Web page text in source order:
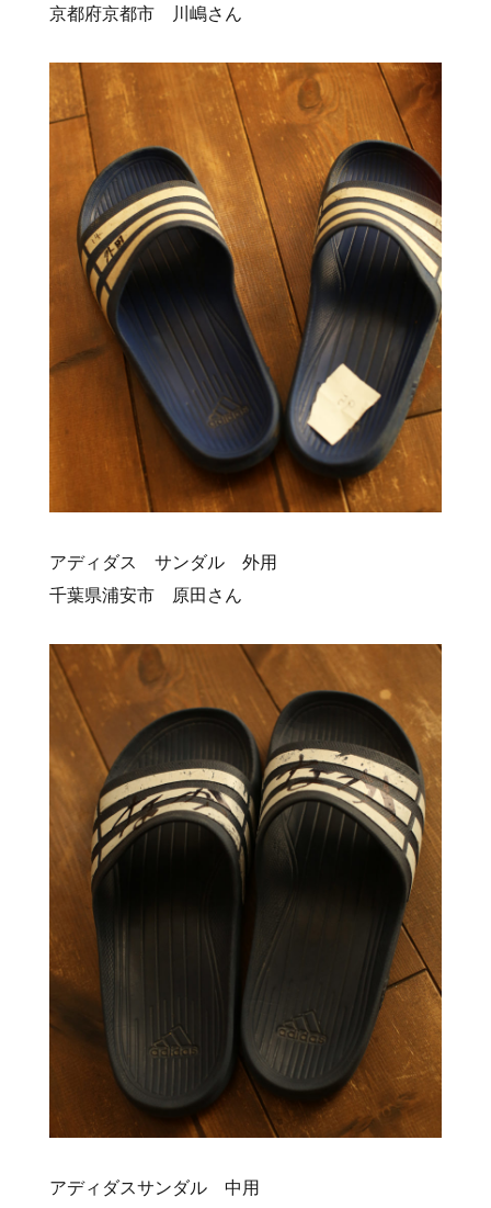
京都府京都市 川嶋さん
アディダス サンダル 外用
千葉県浦安市 原田さん
アディダスサンダル 中用